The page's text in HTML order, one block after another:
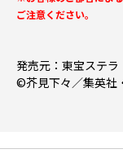
ご注意ください。
発売元：東宝ステラ
©芥見下々／集英社